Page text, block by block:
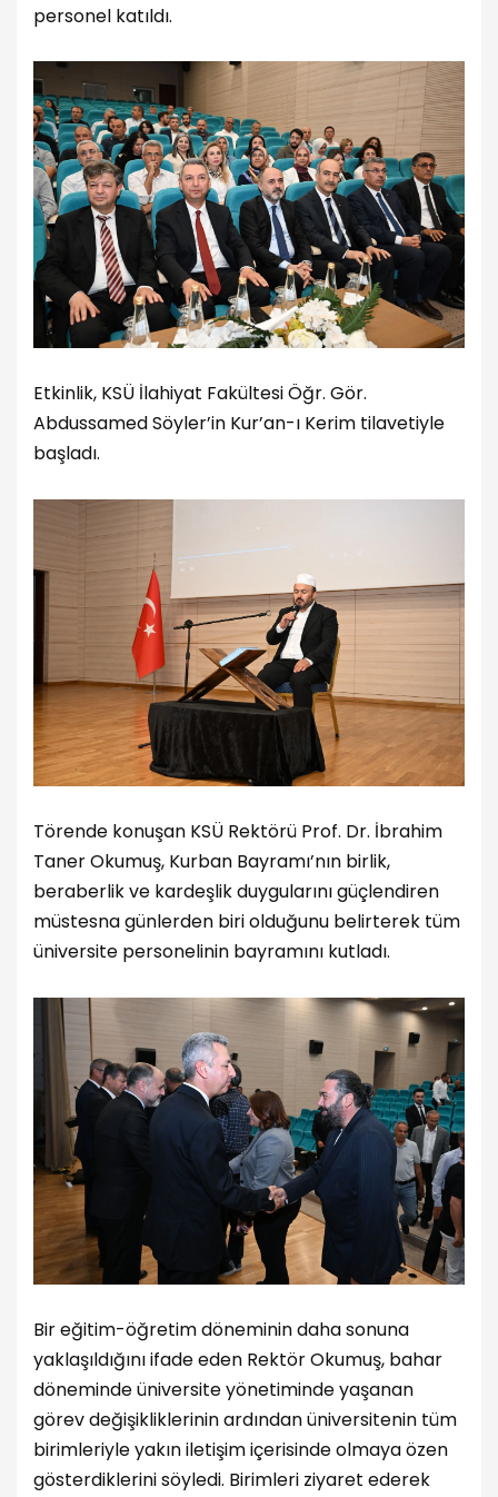
personel katıldı.
Etkinlik, KSÜ İlahiyat Fakültesi Öğr. Gör.
Abdussamed Söyler’in Kur’an-ı Kerim tilavetiyle
başladı.
Törende konuşan KSÜ Rektörü Prof. Dr. İbrahim
Taner Okumuş, Kurban Bayramı’nın birlik,
beraberlik ve kardeşlik duygularını güçlendiren
müstesna günlerden biri olduğunu belirterek tüm
üniversite personelinin bayramını kutladı.
Bir eğitim-öğretim döneminin daha sonuna
yaklaşıldığını ifade eden Rektör Okumuş, bahar
döneminde üniversite yönetiminde yaşanan
görev değişikliklerinin ardından üniversitenin tüm
birimleriyle yakın iletişim içerisinde olmaya özen
gösterdiklerini söyledi. Birimleri ziyaret ederek